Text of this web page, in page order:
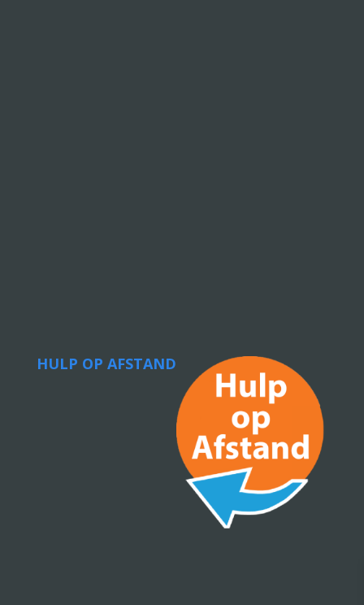
HULP OP AFSTAND